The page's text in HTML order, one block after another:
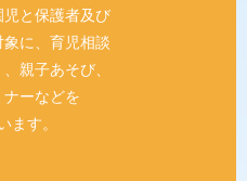
と保護者及び
に、育児相談
親子あそび、
ーなどを
ます。